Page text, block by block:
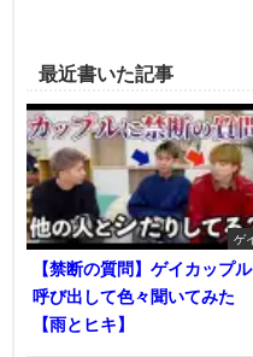
最近書いた記事
ゲ
【禁断の質問】ゲイカップル
呼び出して色々聞いてみた
【雨とヒキ】